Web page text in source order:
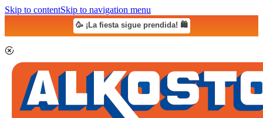
Skip to contentSkip to navigation menu
🥳 ¡La fiesta sigue prendida! 🛍️